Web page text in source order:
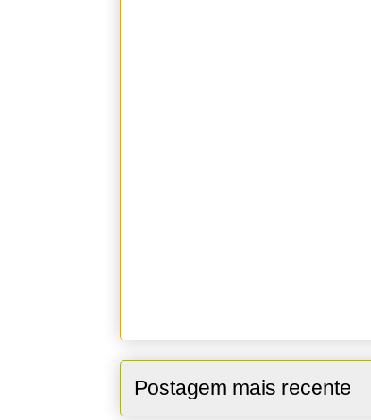
Postagem mais recente